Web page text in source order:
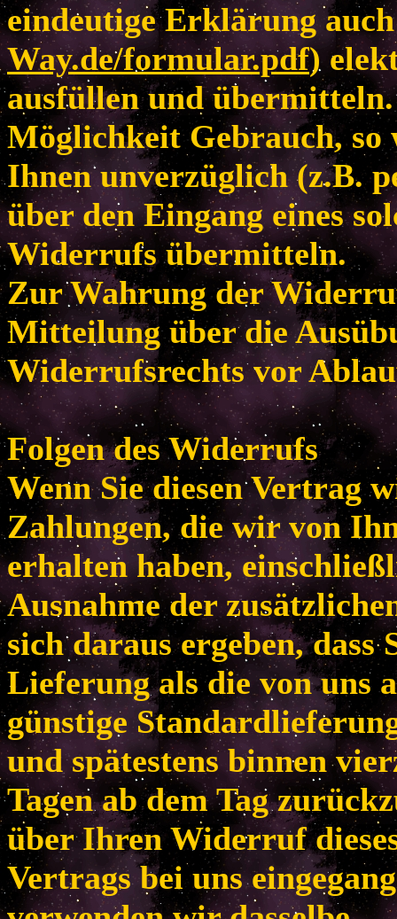
eindeutige Erklärung
Way.de/formular.pdf)
ausfüllen und
Möglichkeit Gebrauch, so
Ihnen unverzüglich (z.B.
über den Eingang eines
Widerrufs übermitteln.
Zur Wahrung der
Mitteilung über die
Widerrufsrechts vor
Folgen des Widerrufs
Wenn Sie diesen Vertrag
Zahlungen, die wir von
erhalten haben,
Ausnahme der
sich daraus ergeben, dass
Lieferung als die von uns
günstige
und spätestens binnen
Tagen ab dem Tag
über Ihren Widerruf
Vertrags bei uns